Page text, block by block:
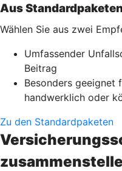
Aus
Wählen Sie aus zwei
Umfassender
Beitrag
Besonders geeignet
handwerklich oder
Zu den Standardpaketen